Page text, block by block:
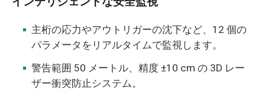
主桁の応力やアウトリガーの沈下など、12 個の
パラメータをリアルタイムで監視します。
警告範囲 50 メートル、精度 ±10 cm の 3D レー
ザー衝突防止システム。